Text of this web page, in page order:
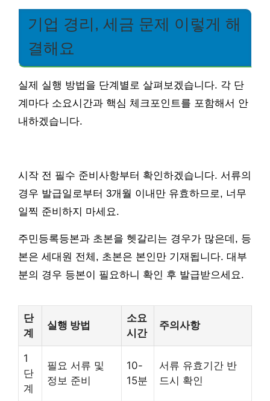
기업 경리, 세금 문제 이렇게 해
결해요
실제 실행 방법을 단계별로 살펴보겠습니다. 각 단
계마다 소요시간과 핵심 체크포인트를 포함해서 안
내하겠습니다.
시작 전 필수 준비사항부터 확인하겠습니다. 서류의
경우 발급일로부터 3개월 이내만 유효하므로, 너무
일찍 준비하지 마세요.
주민등록등본과 초본을 헷갈리는 경우가 많은데, 등
본은 세대원 전체, 초본은 본인만 기재됩니다. 대부
분의 경우 등본이 필요하니 확인 후 발급받으세요.
단
계
실행 방법
소요
시간
주의사항
1
단
계
필요 서류 및
정보 준비
10-
15분
서류 유효기간 반
드시 확인